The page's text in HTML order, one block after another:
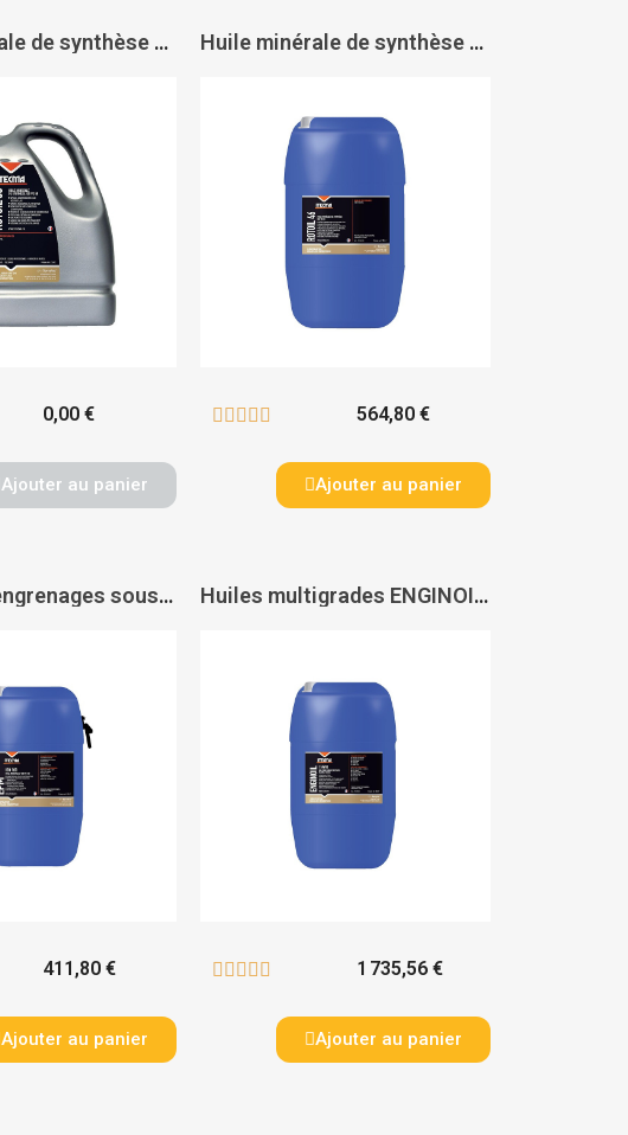
Huile minérale de synthèse ROTOIL 68 - ITECMA
0,00 €
Ajouter au panier
Huile minérale de synthèse ROTOIL 46 - ITECMA
     564,80 €
Ajouter au panier
Huile pour engrenages sous carter EPM 100 - ITECMA
411,80 €
Ajouter au panier
Huiles multigrades ENGINOIL 15W40 - ITECMA
     1 735,56 €
Ajouter au panier